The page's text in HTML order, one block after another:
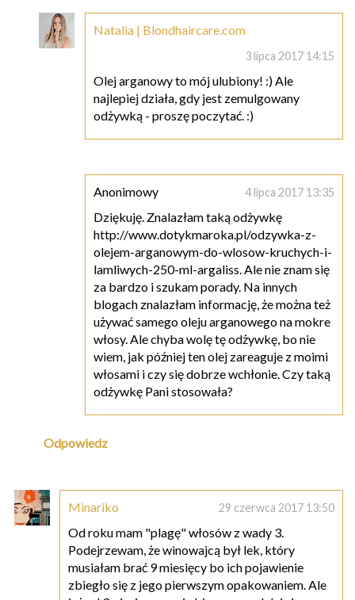
Natalia | Blondhaircare.com
3 lipca 2017 14:15
Olej arganowy to mój ulubiony! :) Ale
najlepiej działa, gdy jest zemulgowany
odżywką - proszę poczytać. :)
Anonimowy 4 lipca 2017 13:35
Dziękuję. Znalazłam taką odżywkę
http://www.dotykmaroka.pl/odzywka-z-
olejem-arganowym-do-wlosow-kruchych-i-
lamliwych-250-ml-argaliss. Ale nie znam się
za bardzo i szukam porady. Na innych
blogach znalazłam informację, że można też
używać samego oleju arganowego na mokre
włosy. Ale chyba wolę tę odżywkę, bo nie
wiem, jak później ten olej zareaguje z moimi
włosami i czy się dobrze wchłonie. Czy taką
odżywkę Pani stosowała?
Odpowiedz
Minariko 29 czerwca 2017 13:50
Od roku mam "plagę" włosów z wady 3.
Podejrzewam, że winowajcą był lek, który
musiałam brać 9 miesięcy bo ich pojawienie
zbiegło się z jego pierwszym opakowaniem. Ale